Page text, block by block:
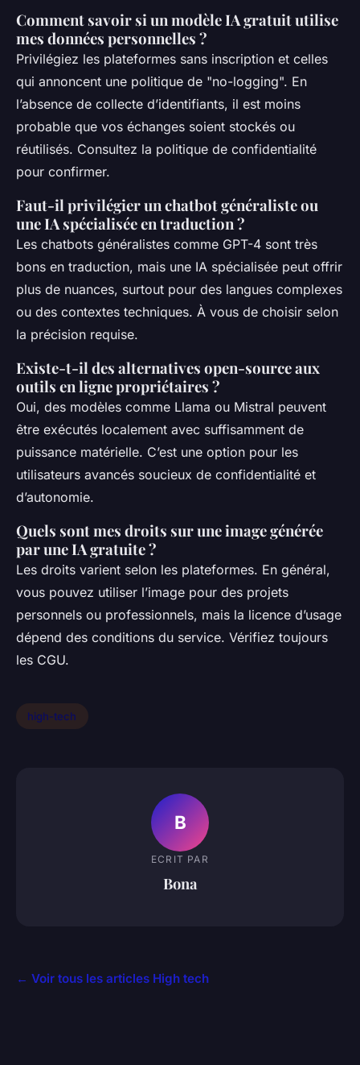
Comment savoir si un modèle IA gratuit utilise
mes données personnelles ?
Privilégiez les plateformes sans inscription et celles
qui annoncent une politique de "no-logging". En
l’absence de collecte d’identifiants, il est moins
probable que vos échanges soient stockés ou
réutilisés. Consultez la politique de confidentialité
pour confirmer.
Faut-il privilégier un chatbot généraliste ou
une IA spécialisée en traduction ?
Les chatbots généralistes comme GPT-4 sont très
bons en traduction, mais une IA spécialisée peut offrir
plus de nuances, surtout pour des langues complexes
ou des contextes techniques. À vous de choisir selon
la précision requise.
Existe-t-il des alternatives open-source aux
outils en ligne propriétaires ?
Oui, des modèles comme Llama ou Mistral peuvent
être exécutés localement avec suffisamment de
puissance matérielle. C’est une option pour les
utilisateurs avancés soucieux de confidentialité et
d’autonomie.
Quels sont mes droits sur une image générée
par une IA gratuite ?
Les droits varient selon les plateformes. En général,
vous pouvez utiliser l’image pour des projets
personnels ou professionnels, mais la licence d’usage
dépend des conditions du service. Vérifiez toujours
les CGU.
high-tech
B
ECRIT PAR
Bona
← Voir tous les articles High tech